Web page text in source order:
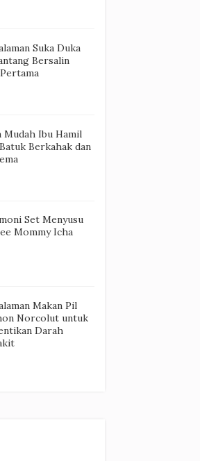
Suka Duka
Bersalin
Mudah Ibu Hamil
Berkahak dan
Set Menyusu
Mommy Icha
Makan Pil
Norcolut untuk
Darah